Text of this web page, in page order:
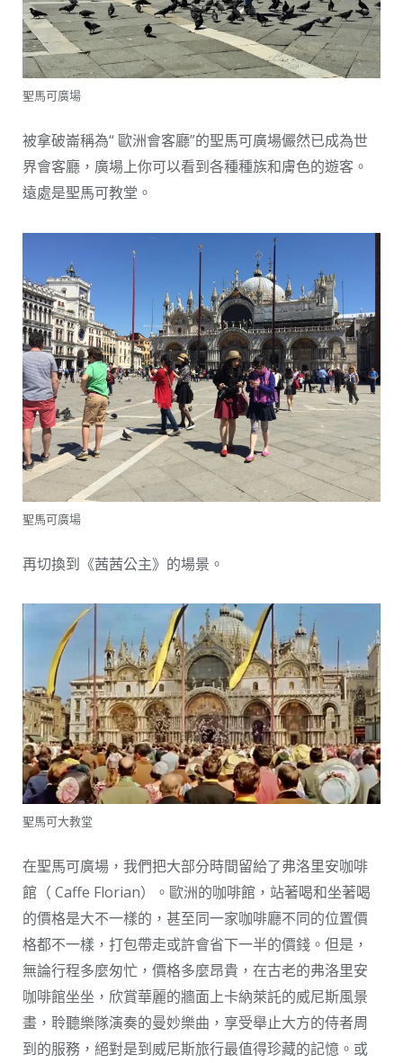
聖馬可廣場
被拿破崙稱為“ 歐洲會客廳”的聖馬可廣場儼然已成為世
界會客廳，廣場上你可以看到各種種族和膚色的遊客。
遠處是聖馬可教堂。
聖馬可廣場
再切換到《茜茜公主》的場景。
聖馬可大教堂
在聖馬可廣場，我們把大部分時間留給了弗洛里安咖啡
館（ Caffe Florian）。歐洲的咖啡館，站著喝和坐著喝
的價格是大不一樣的，甚至同一家咖啡廳不同的位置價
格都不一樣，打包帶走或許會省下一半的價錢。但是，
無論行程多麼匆忙，價格多麼昂貴，在古老的弗洛里安
咖啡館坐坐，欣賞華麗的牆面上卡納萊託的威尼斯風景
畫，聆聽樂隊演奏的曼妙樂曲，享受舉止大方的侍者周
到的服務，絕對是到威尼斯旅行最值得珍藏的記憶。或